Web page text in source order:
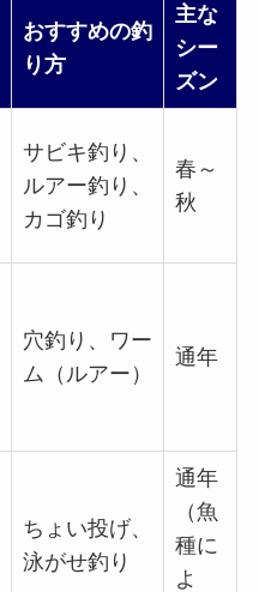
おすすめの釣
り方
主な
シー
ズン
サビキ釣り、
ルアー釣り、
カゴ釣り
春～
秋
穴釣り、ワー
ム（ルアー）
通年
ちょい投げ、
泳がせ釣り
通年
（魚
種に
よ